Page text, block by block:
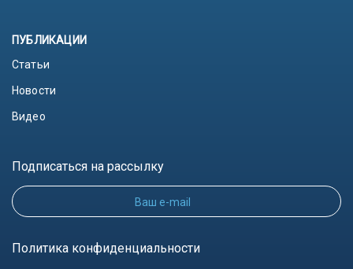
ПУБЛИКАЦИИ
Статьи
Новости
Видео
Подписаться на рассылку
Ваш e-mail
Политика конфиденциальности